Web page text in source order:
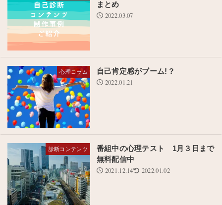
まとめ
2022.03.07
心理コラム 自己肯定感がブーム!？
2022.01.21
診断コンテンツ
番組中の心理テスト 1月３日まで
無料配信中
2021.12.14 2022.01.02